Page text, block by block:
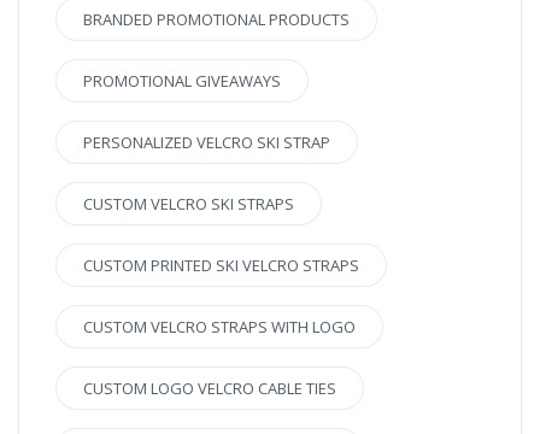
BRANDED PROMOTIONAL PRODUCTS
PROMOTIONAL GIVEAWAYS
PERSONALIZED VELCRO SKI STRAP
CUSTOM VELCRO SKI STRAPS
CUSTOM PRINTED SKI VELCRO STRAPS
CUSTOM VELCRO STRAPS WITH LOGO
CUSTOM LOGO VELCRO CABLE TIES